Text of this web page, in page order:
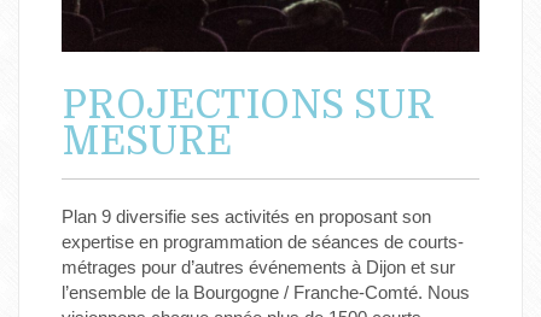
PROJECTIONS SUR
MESURE
Plan 9 diversifie ses activités en proposant son
expertise en programmation de séances de courts-
métrages pour d’autres événements à Dijon et sur
l’ensemble de la Bourgogne / Franche-Comté. Nous